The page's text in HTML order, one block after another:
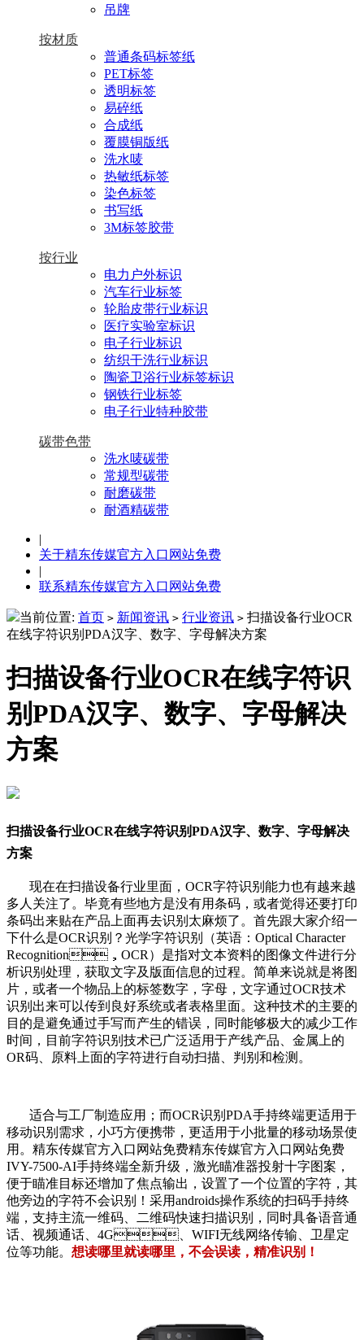
吊牌
按材质
普通条码标签纸
PET标签
透明标签
易碎纸
合成纸
覆膜铜版纸
洗水唛
热敏纸标签
染色标签
书写纸
3M标签胶带
按行业
电力户外标识
汽车行业标签
轮胎皮带行业标识
医疗实验室标识
电子行业标识
纺织干洗行业标识
陶瓷卫浴行业标签标识
钢铁行业标签
电子行业特种胶带
碳带色带
洗水唛碳带
常规型碳带
耐磨碳带
耐酒精碳带
|
关于精东传媒官方入口网站免费
|
联系精东传媒官方入口网站免费
当前位置: 首页 > 新闻资讯 > 行业资讯 > 扫描设备行业OCR
在线字符识别PDA汉字、数字、字母解决方案
扫描设备行业OCR在线字符识
别PDA汉字、数字、字母解决
方案
扫描设备行业OCR在线字符识别PDA汉字、数字、字母解决
方案
现在在扫描设备行业里面，OCR字符识别能力也有越来越
多人关注了。毕竟有些地方是没有用条码，或者觉得还要打印
条码出来贴在产品上面再去识别太麻烦了。首先跟大家介绍一
下什么是OCR识别？光学字符识别（英语：Optical Character
Recognition，OCR）是指对文本资料的图像文件进行分
析识别处理，获取文字及版面信息的过程。简单来说就是将图
片，或者一个物品上的标签数字，字母，文字通过OCR技术
识别出来可以传到良好系统或者表格里面。这种技术的主要的
目的是避免通过手写而产生的错误，同时能够极大的减少工作
时间，目前字符识别技术已广泛适用于产线产品、金属上的
OR码、原料上面的字符进行自动扫描、判别和检测。
适合与工厂制造应用；而OCR识别PDA手持终端更适用于
移动识别需求，小巧方便携带，更适用于小批量的移动场景使
用。精东传媒官方入口网站免费精东传媒官方入口网站免费
IVY-7500-AI手持终端全新升级，激光瞄准器投射十字图案，
便于瞄准目标还增加了焦点输出，设置了一个位置的字符，其
他旁边的字符不会识别！采用androids操作系统的扫码手持终
端，支持主流一维码、二维码快速扫描识别，同时具备语音通
话、视频通话、4G、WIFI无线网络传输、卫星定
位等功能。 想读哪里就读哪里，不会误读，精准识别！